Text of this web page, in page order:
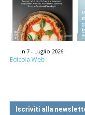
n.7 - Luglio 2026
Edicola Web
Iscriviti alla